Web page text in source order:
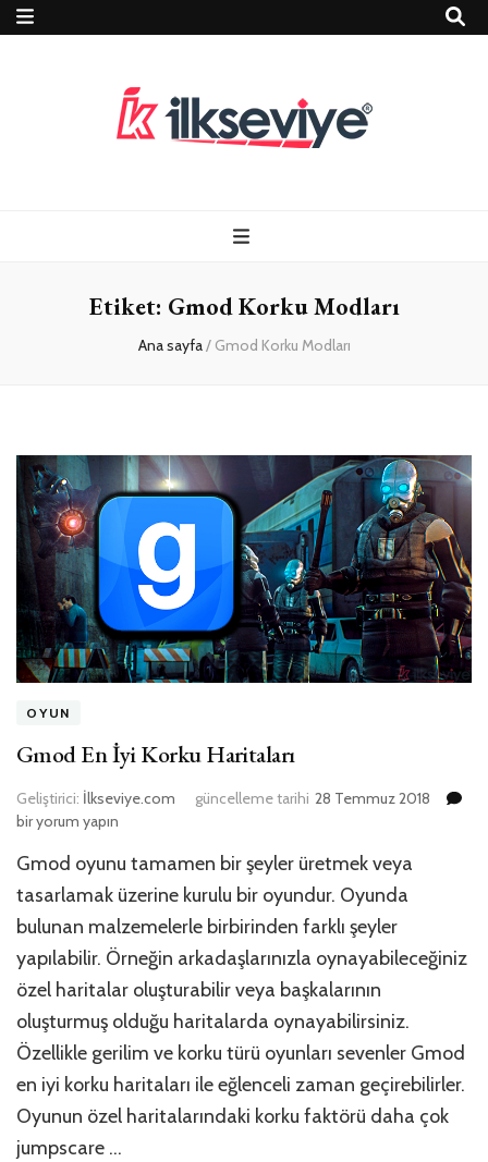
ve Travel – Tur
Rehberi
Etiket: Gmod Korku Modları
Ana sayfa/ Gmod Korku Modları
OYUN
Gmod En İyi Korku Haritaları
Geliştirici: İlkseviye.com güncelleme tarihi 28 Temmuz 2018
bir yorum yapın
Gmod oyunu tamamen bir şeyler üretmek veya
tasarlamak üzerine kurulu bir oyundur. Oyunda
bulunan malzemelerle birbirinden farklı şeyler
yapılabilir. Örneğin arkadaşlarınızla oynayabileceğiniz
özel haritalar oluşturabilir veya başkalarının
oluşturmuş olduğu haritalarda oynayabilirsiniz.
Özellikle gerilim ve korku türü oyunları sevenler Gmod
en iyi korku haritaları ile eğlenceli zaman geçirebilirler.
Oyunun özel haritalarındaki korku faktörü daha çok
jumpscare …